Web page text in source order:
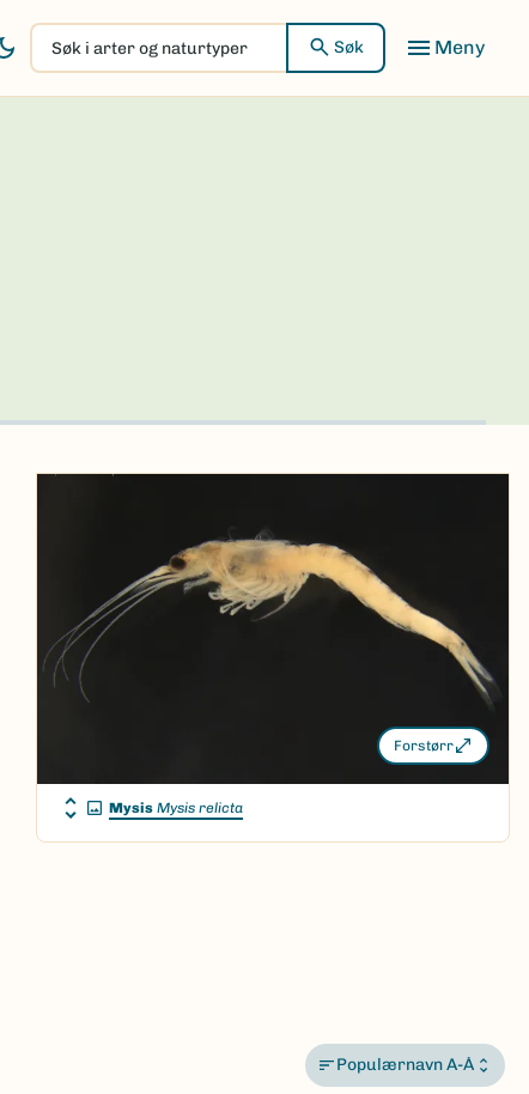
Søk
i
arter
Søk
Forstørr
Mysis Mysis relicta
Populærnavn A-Å